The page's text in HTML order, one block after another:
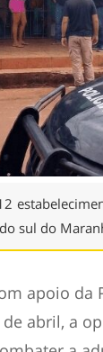
sul do
apoio da
abril, a